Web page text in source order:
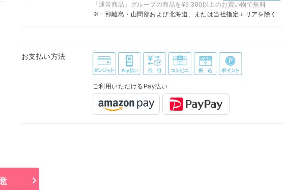
「通常商品」グループの商品を¥3,300以上のお買い物で無料
※一部離島・山間部および北海道、または当社指定エリアを除く
お支払い方法
ご利用いただけるPay払い